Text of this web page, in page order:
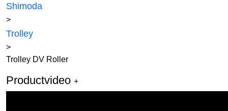
Shimoda
>
Trolley
>
Trolley DV Roller
Productvideo +